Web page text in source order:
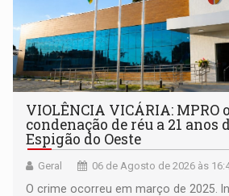
VIOLÊNCIA VICÁRIA: MPRO
condenação de réu a 21 anos
Espigão do Oeste
Geral 06 de Agosto de 2026 às
O crime ocorreu em março de 2025.